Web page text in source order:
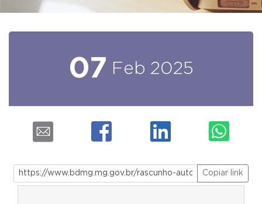
07 Feb 2025
Copiar link